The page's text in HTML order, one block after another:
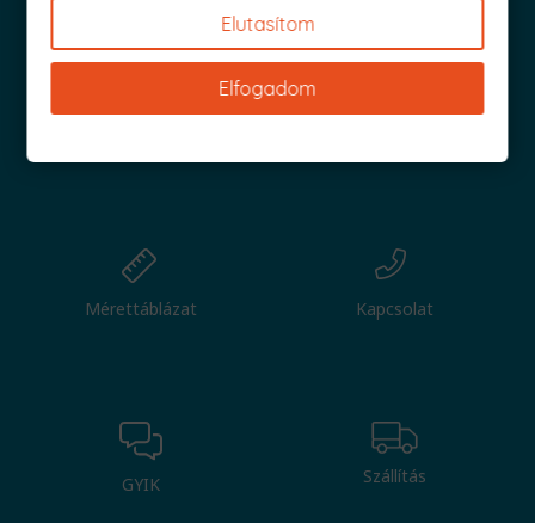
Mérettáblázat Kapcsolat
GYIK Szállítás
Elutasítom
Elfogadom